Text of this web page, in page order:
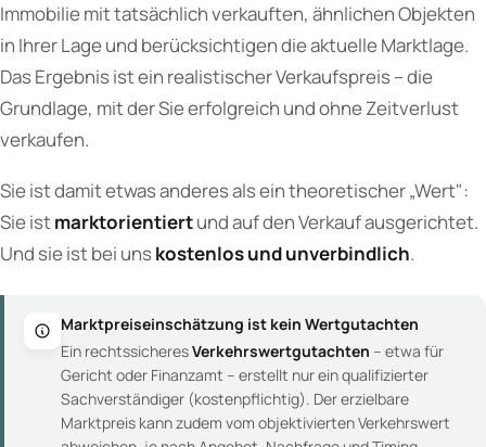
Immobilie mit tatsächlich verkauften, ähnlichen Objekten
in Ihrer Lage und berücksichtigen die aktuelle Marktlage.
Das Ergebnis ist ein realistischer Verkaufspreis – die
Grundlage, mit der Sie erfolgreich und ohne Zeitverlust
verkaufen.
Sie ist damit etwas anderes als ein theoretischer „Wert":
Sie istmarktorientiertund auf den Verkauf ausgerichtet.
Und sie ist bei unskostenlos und unverbindlich.
Marktpreiseinschätzung ist kein Wertgutachten
Ein rechtssicheresVerkehrswertgutachten – etwa für
Gericht oder Finanzamt – erstellt nur ein qualifizierter
Sachverständiger (kostenpflichtig). Der erzielbare
Marktpreis kann zudem vom objektivierten Verkehrswert